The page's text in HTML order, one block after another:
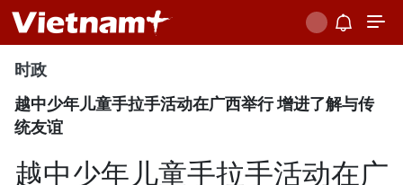
时政
越中少年儿童手拉手活动在广西举行 增进了解与传
统友谊
越中少年儿童手拉手活动在广